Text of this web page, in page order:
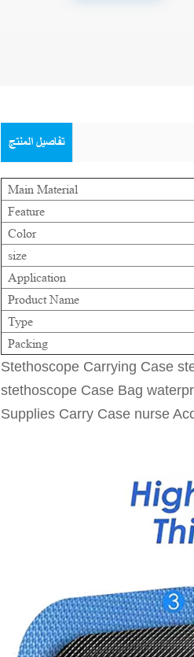
تفاصيل المنتج
Main Material
Feature
Color
size
Application
Product Name
Type
Packing
Stethoscope Carrying Case
stethoscope Case Bag
Supplies Carry Case nurse